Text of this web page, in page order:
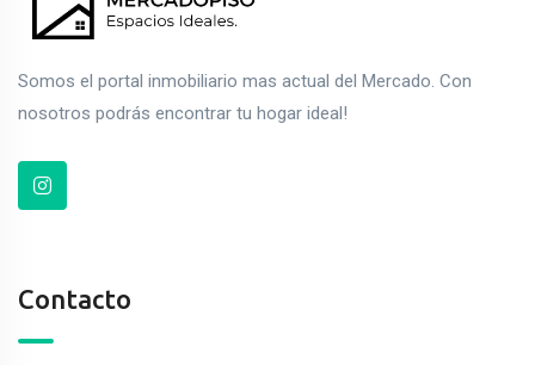
Somos el portal inmobiliario mas actual del Mercado. Con
nosotros podrás encontrar tu hogar ideal!
Contacto